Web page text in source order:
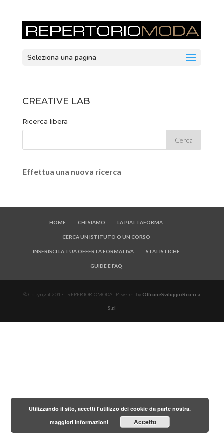
Seleziona una pagina
CREATIVE LAB
Ricerca libera
Effettua una nuova ricerca
HOME CHI SIAMO LA PIATTAFORMA
CERCA UN ISTITUTO O UN CORSO
INSERISCI LA TUA OFFERTA FORMATIVA STATISTICHE
GUIDE E FAQ
© Copyright 2017 - REPERTORIOMODA | Powered by OfficineSviluppoRicerca
S.r.l
Utilizzando il sito, accetti l'utilizzo dei cookie da parte nostra.
maggiori informazioni
Accetto